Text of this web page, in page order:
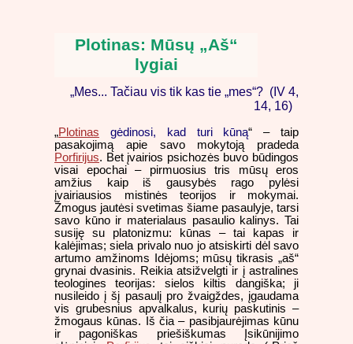
Plotinas: Mūsų „Aš“
lygiai
„Mes... Tačiau vis tik kas tie „mes“? (IV 4,
14, 16)
„Plotinas gėdinosi, kad turi kūną“ – taip
pasakojimą apie savo mokytoją pradeda
Porfirijus. Bet įvairios psichozės buvo būdingos
visai epochai – pirmuosius tris mūsų eros
amžius kaip iš gausybės rago pylėsi
įvairiausios mistinės teorijos ir mokymai.
Žmogus jautėsi svetimas šiame pasaulyje, tarsi
savo kūno ir materialaus pasaulio kalinys. Tai
susiję su platonizmu: kūnas – tai kapas ir
kalėjimas; siela privalo nuo jo atsiskirti dėl savo
artumo amžinoms Idėjoms; mūsų tikrasis „aš“
grynai dvasinis. Reikia atsižvelgti ir į astralines
teologines teorijas: sielos kiltis dangiška; ji
nusileido į šį pasaulį pro žvaigždes, įgaudama
vis grubesnius apvalkalus, kurių paskutinis –
žmogaus kūnas. Iš čia – pasibjaurėjimas kūnu
ir pagoniškas priešiškumas Įsikūnijimo